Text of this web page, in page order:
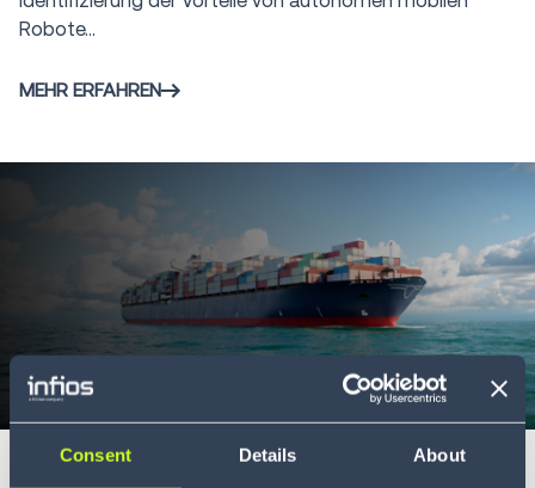
Consent Details About
Robote...
MEHR ERFAHREN
Whitepaper 10 min
Entfesseln Sie Ihr Potenzial